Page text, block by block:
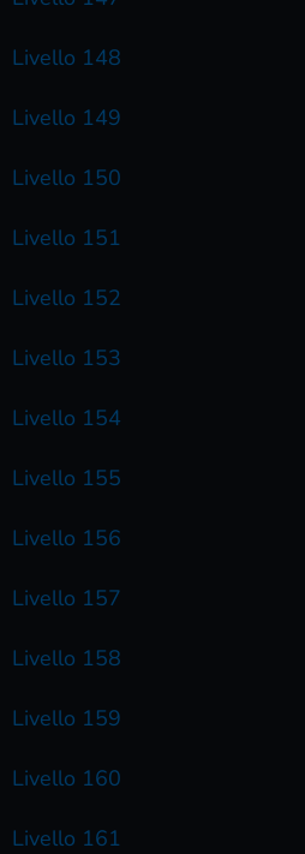
Livello 148
Livello 149
Livello 150
Livello 151
Livello 152
Livello 153
Livello 154
Livello 155
Livello 156
Livello 157
Livello 158
Livello 159
Livello 160
Livello 161